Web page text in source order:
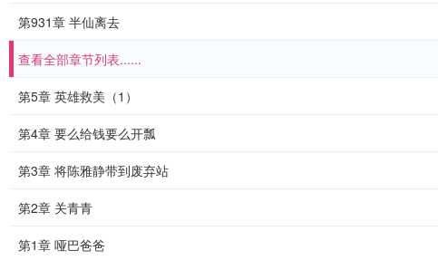
第931章 半仙离去
查看全部章节列表......
第5章 英雄救美（1）
第4章 要么给钱要么开瓢
第3章 将陈雅静带到废弃站
第2章 关青青
第1章 哑巴爸爸